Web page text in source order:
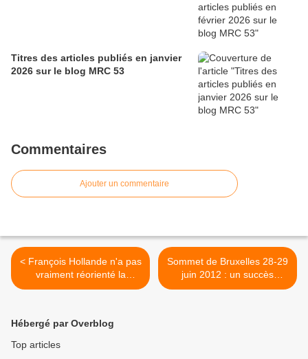
Titres des articles publiés en janvier
2026 sur le blog MRC 53
Commentaires
Ajouter un commentaire
< François Hollande n'a pas
vraiment réorienté la
politique européenne
Sommet de Bruxelles 28-29
juin 2012 : un succès
précaire pour l'euro >
Hébergé par Overblog
Top articles